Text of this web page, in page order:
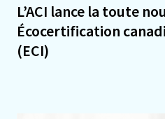
L’ACI lance la toute
Écocertification
(ECI)